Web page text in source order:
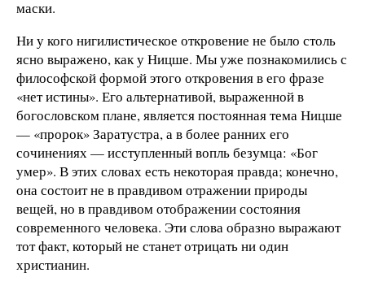
маски.
Ни у кого нигилистическое откровение не было столь
ясно выражено, как у Ницше. Мы уже познакомились с
философской формой этого откровения в его фразе
«нет истины». Его альтернативой, выраженной в
богословском плане, является постоянная тема Ницше
— «пророк» Заратустра, а в более ранних его
сочинениях — исступленный вопль безумца: «Бог
умер». В этих словах есть некоторая правда; конечно,
она состоит не в правдивом отражении природы
вещей, но в правдивом отображении состояния
современного человека. Эти слова образно выражают
тот факт, который не станет отрицать ни один
христианин.